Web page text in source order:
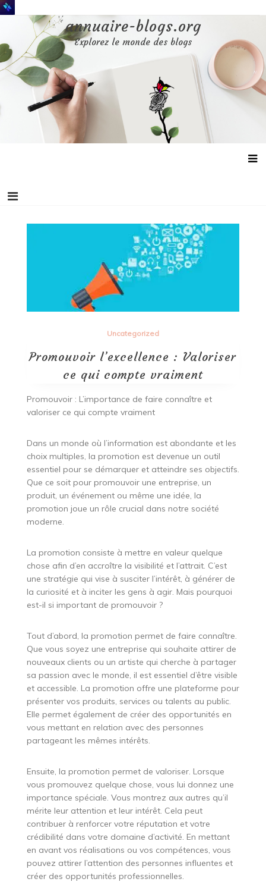
Aller
au
annuaire-blogs.org
Explorez le monde des blogs
Uncategorized
Promouvoir l’excellence : Valoriser
ce qui compte vraiment
Promouvoir : L’importance de faire connaître et
valoriser ce qui compte vraiment
Dans un monde où l’information est abondante et les
choix multiples, la promotion est devenue un outil
essentiel pour se démarquer et atteindre ses objectifs.
Que ce soit pour promouvoir une entreprise, un
produit, un événement ou même une idée, la
promotion joue un rôle crucial dans notre société
moderne.
La promotion consiste à mettre en valeur quelque
chose afin d’en accroître la visibilité et l’attrait. C’est
une stratégie qui vise à susciter l’intérêt, à générer de
la curiosité et à inciter les gens à agir. Mais pourquoi
est-il si important de promouvoir ?
Tout d’abord, la promotion permet de faire connaître.
Que vous soyez une entreprise qui souhaite attirer de
nouveaux clients ou un artiste qui cherche à partager
sa passion avec le monde, il est essentiel d’être visible
et accessible. La promotion offre une plateforme pour
présenter vos produits, services ou talents au public.
Elle permet également de créer des opportunités en
vous mettant en relation avec des personnes
partageant les mêmes intérêts.
Ensuite, la promotion permet de valoriser. Lorsque
vous promouvez quelque chose, vous lui donnez une
importance spéciale. Vous montrez aux autres qu’il
mérite leur attention et leur intérêt. Cela peut
contribuer à renforcer votre réputation et votre
crédibilité dans votre domaine d’activité. En mettant
en avant vos réalisations ou vos compétences, vous
pouvez attirer l’attention des personnes influentes et
créer des opportunités professionnelles.